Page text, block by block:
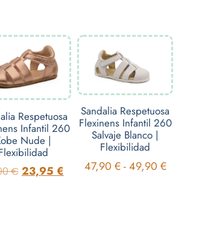
Respetuosa
Infantil 260
Nude |
€ 23,95€
Sandalia Respetuosa
Flexinens Infantil 260
Salvaje Blanco |
Flexibilidad
47,90 € - 49,90 €